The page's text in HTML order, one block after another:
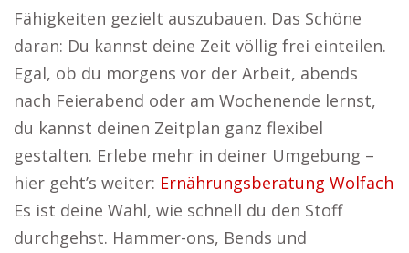
Fähigkeiten gezielt auszubauen. Das Schöne
daran: Du kannst deine Zeit völlig frei einteilen.
Egal, ob du morgens vor der Arbeit, abends
nach Feierabend oder am Wochenende lernst,
du kannst deinen Zeitplan ganz flexibel
gestalten. Erlebe mehr in deiner Umgebung –
hier geht’s weiter: Ernährungsberatung Wolfach
Es ist deine Wahl, wie schnell du den Stoff
durchgehst. Hammer-ons, Bends und